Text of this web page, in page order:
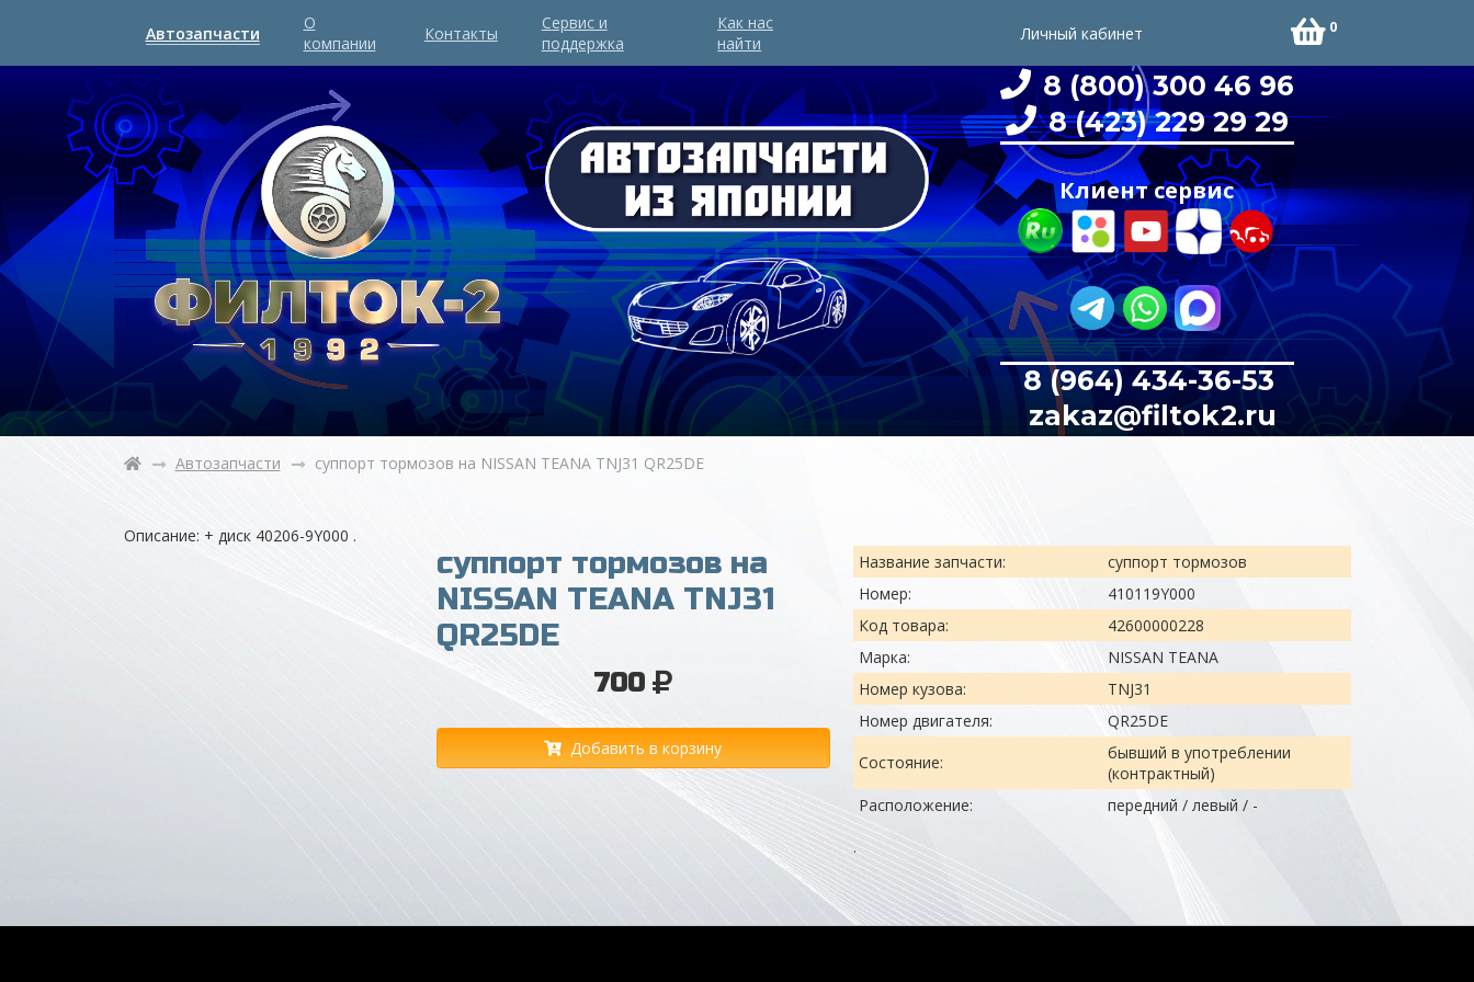
Автозапчасти
О
компании
Контакты
Сервис и
поддержка
Как нас
найти
Личный кабинет 0
8 (800) 300 46 96
8 (423) 229 29 29
Клиент сервис
8 (964) 434-36-53
zakaz@filtok2.ru
Автозапчасти суппорт тормозов на NISSAN TEANA TNJ31 QR25DE
суппорт тормозов на
NISSAN TEANA TNJ31
QR25DE
700
Добавить в корзину
Название запчасти:
суппорт тормозов
Номер:
410119Y000
Код товара:
42600000228
Марка:
NISSAN TEANA
Номер кузова:
TNJ31
Номер двигателя:
QR25DE
Состояние:
бывший в употреблении
(контрактный)
Расположение:
передний / левый / -
.
Описание: + диск 40206-9Y000 .